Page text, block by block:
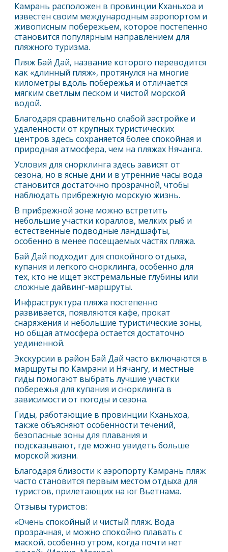
Камрань расположен в провинции Кханьхоа и
известен своим международным аэропортом и
живописным побережьем, которое постепенно
становится популярным направлением для
пляжного туризма.
Пляж Бай Дай, название которого переводится
как «длинный пляж», протянулся на многие
километры вдоль побережья и отличается
мягким светлым песком и чистой морской
водой.
Благодаря сравнительно слабой застройке и
удаленности от крупных туристических
центров здесь сохраняется более спокойная и
природная атмосфера, чем на пляжах Нячанга.
Условия для снорклинга здесь зависят от
сезона, но в ясные дни и в утренние часы вода
становится достаточно прозрачной, чтобы
наблюдать прибрежную морскую жизнь.
В прибрежной зоне можно встретить
небольшие участки кораллов, мелких рыб и
естественные подводные ландшафты,
особенно в менее посещаемых частях пляжа.
Бай Дай подходит для спокойного отдыха,
купания и легкого снорклинга, особенно для
тех, кто не ищет экстремальные глубины или
сложные дайвинг-маршруты.
Инфраструктура пляжа постепенно
развивается, появляются кафе, прокат
снаряжения и небольшие туристические зоны,
но общая атмосфера остается достаточно
уединенной.
Экскурсии в район Бай Дай часто включаются в
маршруты по Камрани и Нячангу, и местные
гиды помогают выбрать лучшие участки
побережья для купания и снорклинга в
зависимости от погоды и сезона.
Гиды, работающие в провинции Кханьхоа,
также объясняют особенности течений,
безопасные зоны для плавания и
подсказывают, где можно увидеть больше
морской жизни.
Благодаря близости к аэропорту Камрань пляж
часто становится первым местом отдыха для
туристов, прилетающих на юг Вьетнама.
Отзывы туристов:
«Очень спокойный и чистый пляж. Вода
прозрачная, и можно спокойно плавать с
маской, особенно утром, когда почти нет